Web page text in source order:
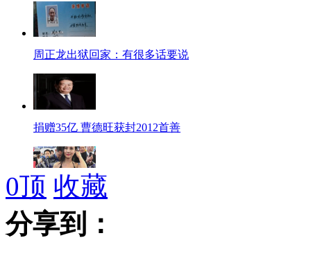
周正龙出狱回家：有很多话要说
捐赠35亿 曹德旺获封2012首善
网民戏称车展应叫“硅胶展”
0顶 收藏
分享到：